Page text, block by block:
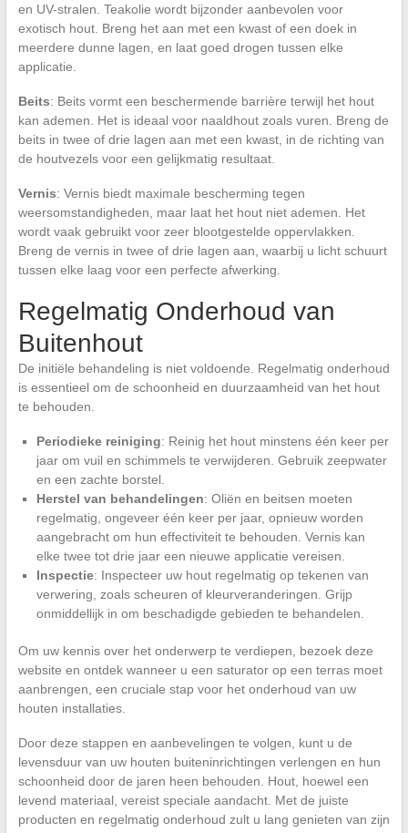
en UV-stralen. Teakolie wordt bijzonder aanbevolen voor
exotisch hout. Breng het aan met een kwast of een doek in
meerdere dunne lagen, en laat goed drogen tussen elke
applicatie.
Beits: Beits vormt een beschermende barrière terwijl het hout
kan ademen. Het is ideaal voor naaldhout zoals vuren. Breng de
beits in twee of drie lagen aan met een kwast, in de richting van
de houtvezels voor een gelijkmatig resultaat.
Vernis: Vernis biedt maximale bescherming tegen
weersomstandigheden, maar laat het hout niet ademen. Het
wordt vaak gebruikt voor zeer blootgestelde oppervlakken.
Breng de vernis in twee of drie lagen aan, waarbij u licht schuurt
tussen elke laag voor een perfecte afwerking.
Regelmatig Onderhoud van
Buitenhout
De initiële behandeling is niet voldoende. Regelmatig onderhoud
is essentieel om de schoonheid en duurzaamheid van het hout
te behouden.
Periodieke reiniging: Reinig het hout minstens één keer per
jaar om vuil en schimmels te verwijderen. Gebruik zeepwater
en een zachte borstel.
Herstel van behandelingen: Oliën en beitsen moeten
regelmatig, ongeveer één keer per jaar, opnieuw worden
aangebracht om hun effectiviteit te behouden. Vernis kan
elke twee tot drie jaar een nieuwe applicatie vereisen.
Inspectie: Inspecteer uw hout regelmatig op tekenen van
verwering, zoals scheuren of kleurveranderingen. Grijp
onmiddellijk in om beschadigde gebieden te behandelen.
Om uw kennis over het onderwerp te verdiepen, bezoek deze
website en ontdek wanneer u een saturator op een terras moet
aanbrengen, een cruciale stap voor het onderhoud van uw
houten installaties.
Door deze stappen en aanbevelingen te volgen, kunt u de
levensduur van uw houten buiteninrichtingen verlengen en hun
schoonheid door de jaren heen behouden. Hout, hoewel een
levend materiaal, vereist speciale aandacht. Met de juiste
producten en regelmatig onderhoud zult u lang genieten van zijn